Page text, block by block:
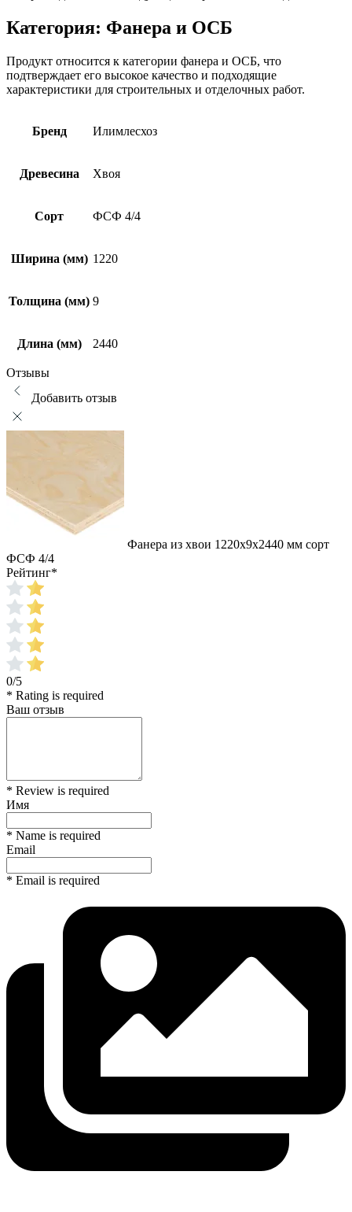
Категория: Фанера и ОСБ
Продукт относится к категории фанера и ОСБ, что
подтверждает его высокое качество и подходящие
характеристики для строительных и отделочных работ.
Бренд Илимлесхоз
Древесина Хвоя
Сорт ФСФ 4/4
Ширина (мм) 1220
Толщина (мм) 9
Длина (мм) 2440
Отзывы
Добавить отзыв
Фанера из хвои 1220х9х2440 мм сорт
ФСФ 4/4
Рейтинг*
0/5
* Rating is required
Ваш отзыв
* Review is required
Имя
* Name is required
Email
* Email is required